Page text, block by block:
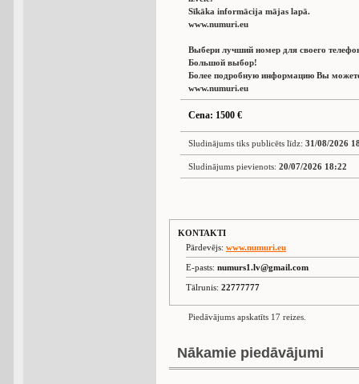
Sīkāka informācija mājas lapā.
www.numuri.eu
Выбери лучший номер для своего
Большой выбор!
Более подробную информацию Вы
www.numuri.eu
Cena: 1500 €
Sludinājums tiks publicēts līdz: 31/08/2026
Sludinājums pievienots: 20/07/2026 18:22
KONTAKTI
Pārdevējs: www.numuri.eu
E-pasts: numurs1.lv@gmail.com
Tālrunis: 22777777
Piedāvājums apskatīts 17 reizes.
Nākamie piedāvājumi